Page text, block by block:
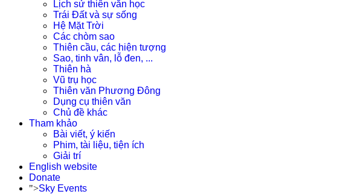
Lịch sử thiên văn học
Trái Đất và sự sống
Hệ Mặt Trời
Các chòm sao
Thiên cầu, các hiện tượng
Sao, tinh vân, lỗ đen, ...
Thiên hà
Vũ trụ học
Thiên văn Phương Đông
Dụng cụ thiên văn
Chủ đề khác
Tham khảo
Bài viết, ý kiến
Phim, tài liệu, tiện ích
Giải trí
English website
Donate
">Sky Events